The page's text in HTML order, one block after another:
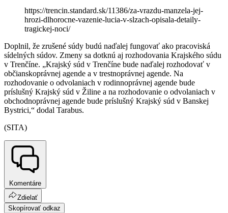
https://trencin.standard.sk/11386/za-vrazdu-manzela-jej-
hrozi-dlhorocne-vazenie-lucia-v-slzach-opisala-detaily-
tragickej-noci/
Doplnil, že zrušené súdy budú naďalej fungovať ako pracoviská
sídelných súdov. Zmeny sa dotknú aj rozhodovania Krajského súdu
v Trenčíne. „Krajský súd v Trenčíne bude naďalej rozhodovať v
občianskoprávnej agende a v trestnoprávnej agende. Na
rozhodovanie o odvolaniach v rodinnoprávnej agende bude
príslušný Krajský súd v Žiline a na rozhodovanie o odvolaniach v
obchodnoprávnej agende bude príslušný Krajský súd v Banskej
Bystrici,“ dodal Tarabus.
(SITA)
Komentáre
Zdielať
Skopírovať odkaz